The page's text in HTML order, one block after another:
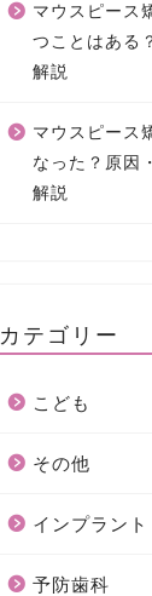
マウスピース
つことはある
解説
マウスピース
なった？原因
解説
カテゴリー
こども
その他
インプラント
予防歯科